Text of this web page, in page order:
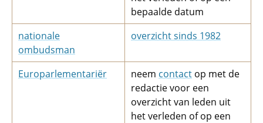
bepaalde datum
nationale
ombudsman
overzicht sinds 1982
Europarlementariër neem contact op met de
redactie voor een
overzicht van leden uit
het verleden of op een